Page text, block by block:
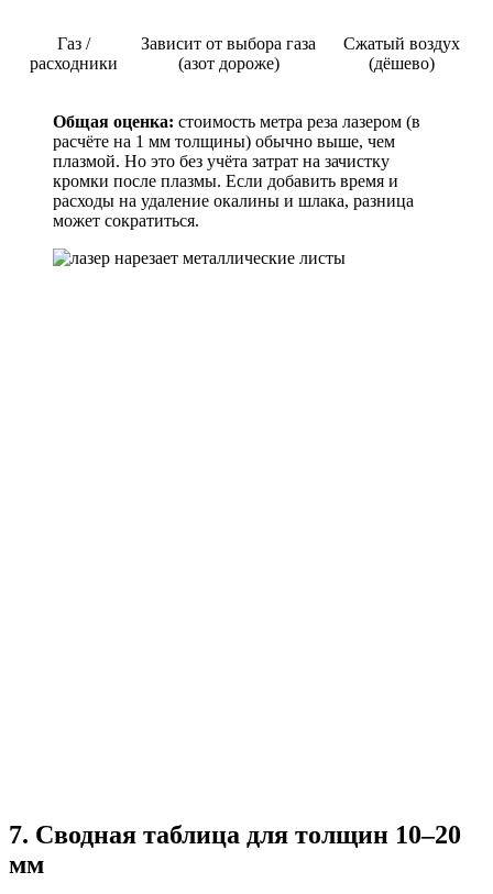
Газ /
расходники
Зависит от выбора газа
(азот дороже)
Сжатый воздух
(дёшево)
Общая оценка: стоимость метра реза лазером (в
расчёте на 1 мм толщины) обычно выше, чем
плазмой. Но это без учёта затрат на зачистку
кромки после плазмы. Если добавить время и
расходы на удаление окалины и шлака, разница
может сократиться.
7. Сводная таблица для толщин 10–20
мм